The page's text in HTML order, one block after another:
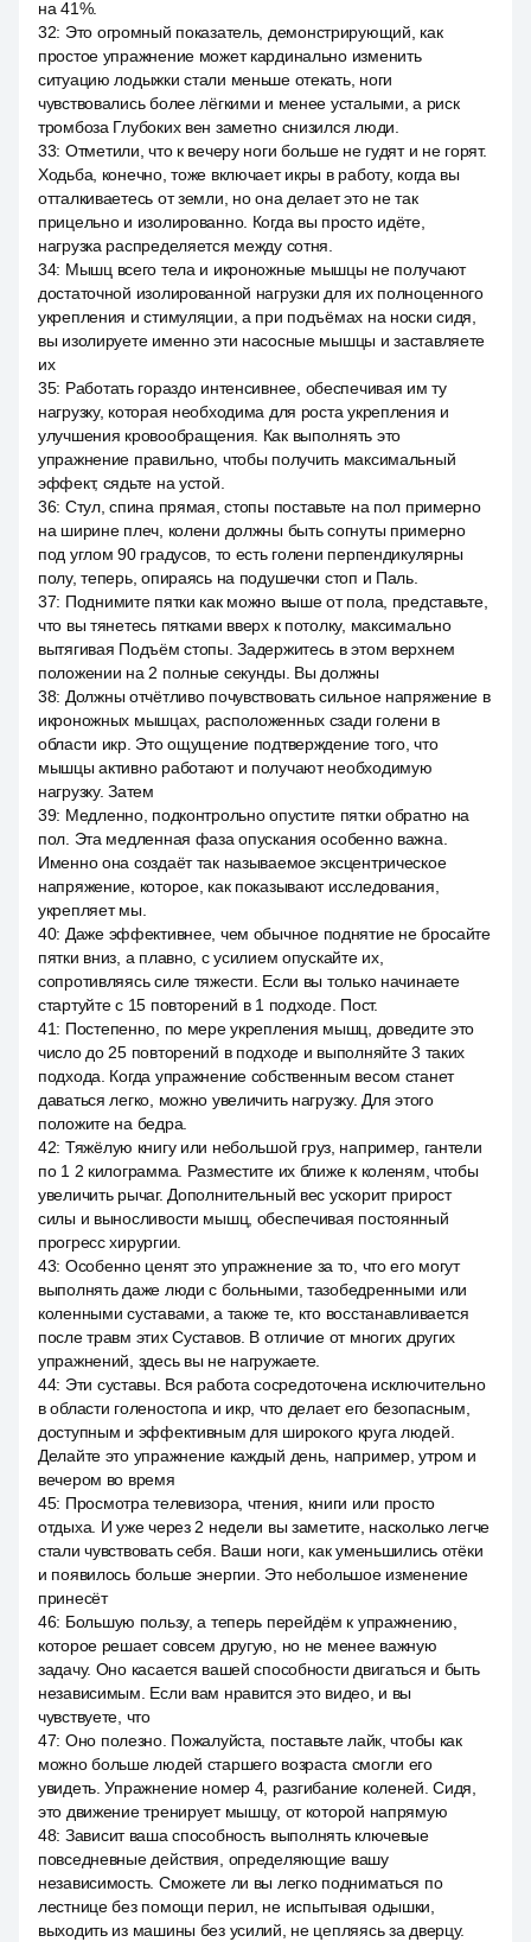
на 41%.
32: Это огромный показатель, демонстрирующий, как
простое упражнение может кардинально изменить
ситуацию лодыжки стали меньше отекать, ноги
чувствовались более лёгкими и менее усталыми, а риск
тромбоза Глубоких вен заметно снизился люди.
33: Отметили, что к вечеру ноги больше не гудят и не горят.
Ходьба, конечно, тоже включает икры в работу, когда вы
отталкиваетесь от земли, но она делает это не так
прицельно и изолированно. Когда вы просто идёте,
нагрузка распределяется между сотня.
34: Мышц всего тела и икроножные мышцы не получают
достаточной изолированной нагрузки для их полноценного
укрепления и стимуляции, а при подъёмах на носки сидя,
вы изолируете именно эти насосные мышцы и заставляете
их
35: Работать гораздо интенсивнее, обеспечивая им ту
нагрузку, которая необходима для роста укрепления и
улучшения кровообращения. Как выполнять это
упражнение правильно, чтобы получить максимальный
эффект, сядьте на устой.
36: Стул, спина прямая, стопы поставьте на пол примерно
на ширине плеч, колени должны быть согнуты примерно
под углом 90 градусов, то есть голени перпендикулярны
полу, теперь, опираясь на подушечки стоп и Паль.
37: Поднимите пятки как можно выше от пола, представьте,
что вы тянетесь пятками вверх к потолку, максимально
вытягивая Подъём стопы. Задержитесь в этом верхнем
положении на 2 полные секунды. Вы должны
38: Должны отчётливо почувствовать сильное напряжение в
икроножных мышцах, расположенных сзади голени в
области икр. Это ощущение подтверждение того, что
мышцы активно работают и получают необходимую
нагрузку. Затем
39: Медленно, подконтрольно опустите пятки обратно на
пол. Эта медленная фаза опускания особенно важна.
Именно она создаёт так называемое эксцентрическое
напряжение, которое, как показывают исследования,
укрепляет мы.
40: Даже эффективнее, чем обычное поднятие не бросайте
пятки вниз, а плавно, с усилием опускайте их,
сопротивляясь силе тяжести. Если вы только начинаете
стартуйте с 15 повторений в 1 подходе. Пост.
41: Постепенно, по мере укрепления мышц, доведите это
число до 25 повторений в подходе и выполняйте 3 таких
подхода. Когда упражнение собственным весом станет
даваться легко, можно увеличить нагрузку. Для этого
положите на бедра.
42: Тяжёлую книгу или небольшой груз, например, гантели
по 1 2 килограмма. Разместите их ближе к коленям, чтобы
увеличить рычаг. Дополнительный вес ускорит прирост
силы и выносливости мышц, обеспечивая постоянный
прогресс хирургии.
43: Особенно ценят это упражнение за то, что его могут
выполнять даже люди с больными, тазобедренными или
коленными суставами, а также те, кто восстанавливается
после травм этих Суставов. В отличие от многих других
упражнений, здесь вы не нагружаете.
44: Эти суставы. Вся работа сосредоточена исключительно
в области голеностопа и икр, что делает его безопасным,
доступным и эффективным для широкого круга людей.
Делайте это упражнение каждый день, например, утром и
вечером во время
45: Просмотра телевизора, чтения, книги или просто
отдыха. И уже через 2 недели вы заметите, насколько легче
стали чувствовать себя. Ваши ноги, как уменьшились отёки
и появилось больше энергии. Это небольшое изменение
принесёт
46: Большую пользу, а теперь перейдём к упражнению,
которое решает совсем другую, но не менее важную
задачу. Оно касается вашей способности двигаться и быть
независимым. Если вам нравится это видео, и вы
чувствуете, что
47: Оно полезно. Пожалуйста, поставьте лайк, чтобы как
можно больше людей старшего возраста смогли его
увидеть. Упражнение номер 4, разгибание коленей. Сидя,
это движение тренирует мышцу, от которой напрямую
48: Зависит ваша способность выполнять ключевые
повседневные действия, определяющие вашу
независимость. Сможете ли вы легко подниматься по
лестнице без помощи перил, не испытывая одышки,
выходить из машины без усилий, не цепляясь за дверцу.